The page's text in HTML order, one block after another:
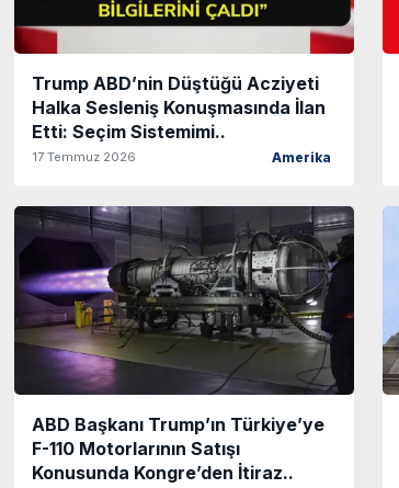
Trump ABD’nin Düştüğü Acziyeti
Halka Sesleniş Konuşmasında İlan
Etti: Seçim Sistemimi..
17 Temmuz 2026 Amerika
ABD Başkanı Trump’ın Türkiye’ye
F-110 Motorlarının Satışı
Konusunda Kongre’den İtiraz..